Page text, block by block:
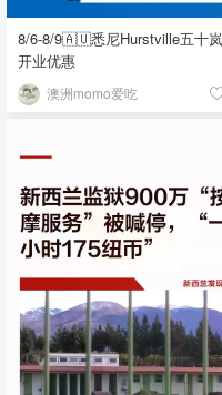
8/6-8/9🇦🇺悉尼Hurstville五十岚
开业优惠
澳洲momo爱吃